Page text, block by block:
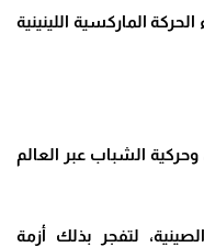
الماركسية اللينينية
وحركية الشباب عبر العالم
الصينية، لتفجر بذلك أزمة